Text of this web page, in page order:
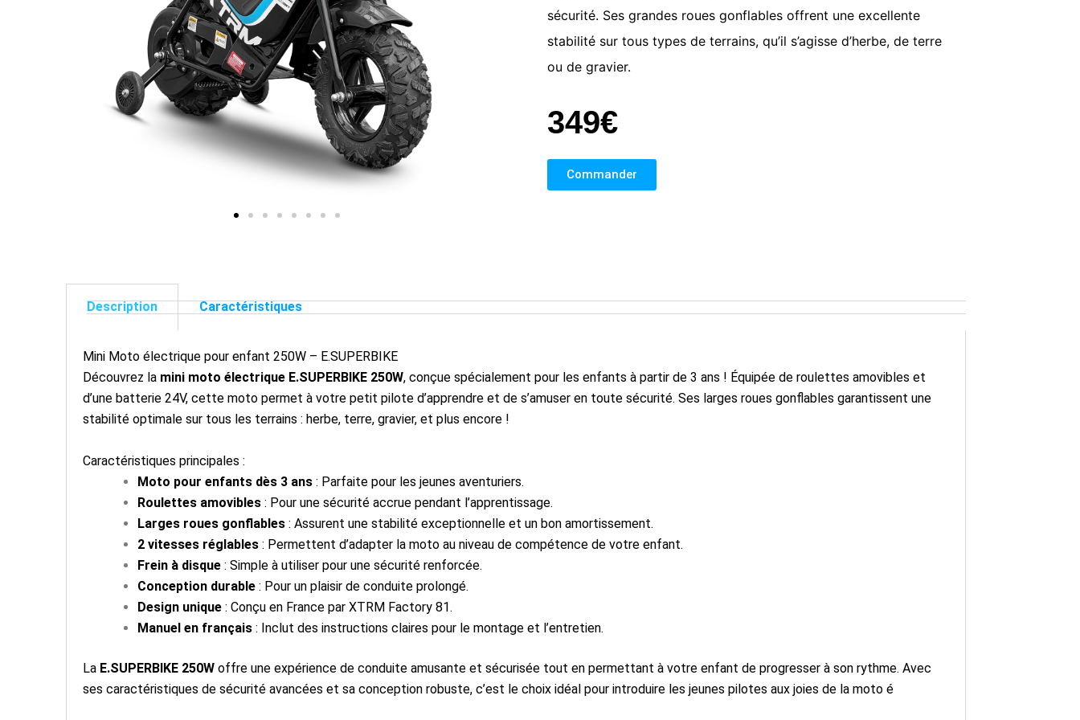
sécurité. Ses grandes roues gonflables offrent une excellente
stabilité sur tous types de terrains, qu’il s’agisse d’herbe, de terre
ou de gravier.
349€
Commander
Description Caractéristiques
Mini Moto électrique pour enfant 250W – E.SUPERBIKE
Découvrez la mini moto électrique E.SUPERBIKE 250W, conçue spécialement pour les enfants à partir de 3 ans ! Équipée de roulettes amovibles et
d’une batterie 24V, cette moto permet à votre petit pilote d’apprendre et de s’amuser en toute sécurité. Ses larges roues gonflables garantissent une
stabilité optimale sur tous les terrains : herbe, terre, gravier, et plus encore !
Caractéristiques principales :
Moto pour enfants dès 3 ans : Parfaite pour les jeunes aventuriers.
Roulettes amovibles : Pour une sécurité accrue pendant l’apprentissage.
Larges roues gonflables : Assurent une stabilité exceptionnelle et un bon amortissement.
2 vitesses réglables : Permettent d’adapter la moto au niveau de compétence de votre enfant.
Frein à disque : Simple à utiliser pour une sécurité renforcée.
Conception durable : Pour un plaisir de conduite prolongé.
Design unique : Conçu en France par XTRM Factory 81.
Manuel en français : Inclut des instructions claires pour le montage et l’entretien.
La E.SUPERBIKE 250W offre une expérience de conduite amusante et sécurisée tout en permettant à votre enfant de progresser à son rythme. Avec
ses caractéristiques de sécurité avancées et sa conception robuste, c’est le choix idéal pour introduire les jeunes pilotes aux joies de la moto é